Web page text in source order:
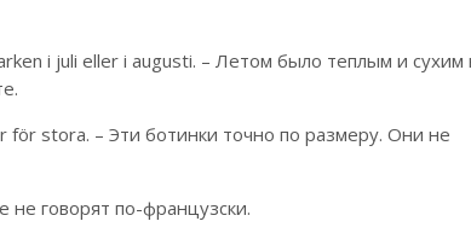
i juli eller i augusti. – Летом было теплым и сухим
för stora. – Эти ботинки точно по размеру. Они не
не говорят по-французски.